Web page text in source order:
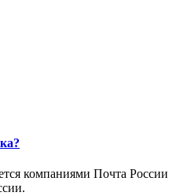
компаниями Почта России